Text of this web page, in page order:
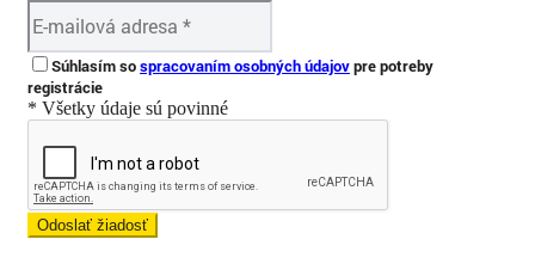
Súhlasím sospracovaním osobných údajovpre potreby
registrácie
* Všetky údaje sú povinné
Odoslať žiadosť